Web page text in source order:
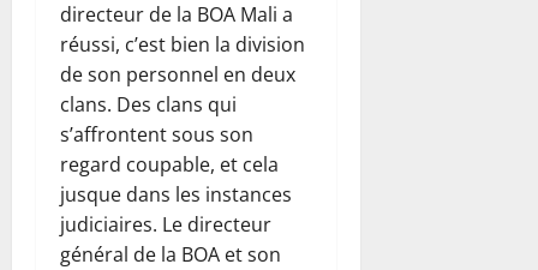
directeur de la BOA Mali a
réussi, c’est bien la division
de son personnel en deux
clans. Des clans qui
s’affrontent sous son
regard coupable, et cela
jusque dans les instances
judiciaires. Le directeur
général de la BOA et son